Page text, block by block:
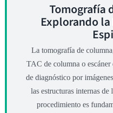
Tomografía
Explorando
La tomografía de
TAC de columna o escáner
de diagnóstico por
las estructuras internas
procedimiento es